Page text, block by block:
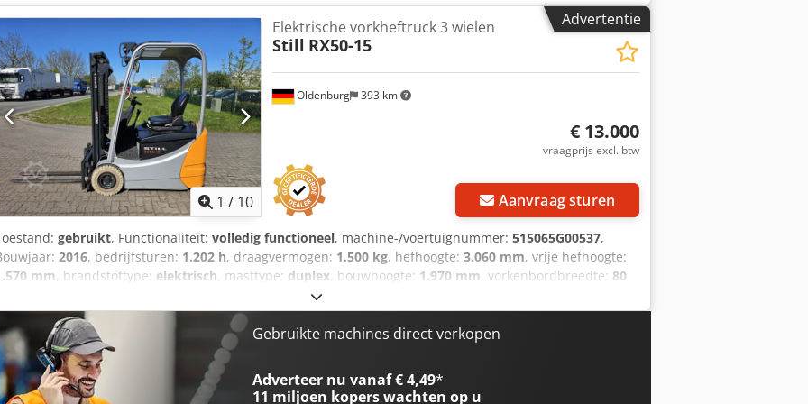
van SIDESHIFTBatterij: 2017met externe laderAutomatisch vulsysteem bekijk de video
Advertentie
1 / 10
Oldenburg 393 km
Elektrische vorkheftruck 3 wielen
Still RX50-15
€ 13.000
vraagprijs excl. btw
Aanvraag sturen
gebruikt, Functionaliteit: volledig functioneel, machine-/voertuignummer: 515065G00537,
2016, bedrijfsturen: 1.202 h, draagvermogen: 1.500 kg, hefhoogte: 3.060 mm, vrije hefhoogte:
mm, brandstoftype: elektrisch, masttype: duplex, bouwhoogte: 1.970 mm, vorkenbordbreedte: 80
, aandrijftype:
515065G00537 Codpfx Afoy Scrgshsrf Vorkbreedte: 100 mm Vorkdikte: 40 mm Masttype:
Conditie: Zo goed als nieuw Technische staat: Zeer goed Voorbanden type: Volrubber
Voorbanden maat: 18x7-8 Voorbanden staat: 80 - 100% Achterbanden type: Volrubber
Achterbanden maat: 18x7-8 Achterbanden staat: 40 - 60% Batterij voltage: 24V Batterij
1000Ah Batterij fabrikant: IBB Batterij type: PzS Bouwjaar batterij: 2022 Batterij conditie: 80 -
Gebruikte machines direct verkopen
Adverteer nu vanaf € 4,49*
11 miljoen koperswachten op u